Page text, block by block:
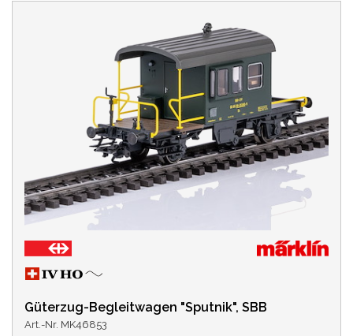
Güterzug-Begleitwagen "Sputnik", SBB
Art.-Nr. MK46853